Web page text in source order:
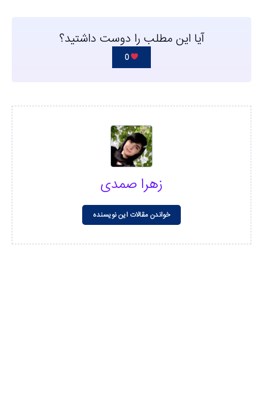
آیا این مطلب را دوست داشتید؟
0
زهرا صمدی
خواندن مقالات این نویسنده